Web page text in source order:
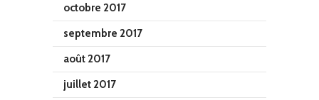
octobre 2017
septembre 2017
août 2017
juillet 2017